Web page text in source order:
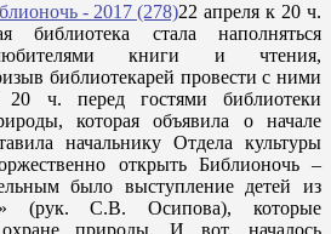
22 апреля к 20 ч.
библиотека стала наполняться
книги и чтения,
библиотекарей провести с ними
ч. перед гостями библиотеки
которая объявила о начале
начальнику Отдела культуры
открыть Библионочь –
было выступление детей из
(рук. С.В. Осипова), которые
природы. И вот, началось